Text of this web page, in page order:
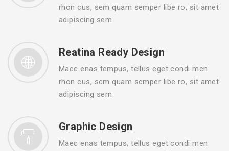
rhon cus, sem quam semper libe ro, sit amet
adipiscing sem
Reatina Ready Design
Maec enas tempus, tellus eget condi men
rhon cus, sem quam semper libe ro, sit amet
adipiscing sem
Graphic Design
Maec enas tempus, tellus eget condi men